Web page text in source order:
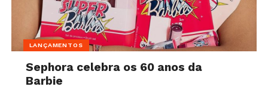
LANÇAMENTOS
Sephora celebra os 60 anos da
Barbie